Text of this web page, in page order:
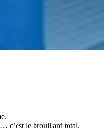
c’est le brouillard total.